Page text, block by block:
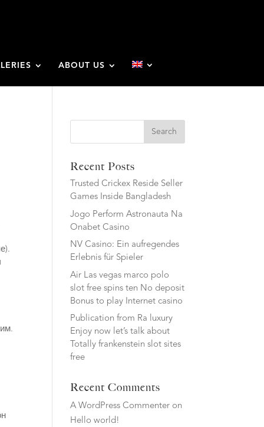
ABOUT US
Search
Recent Posts
Trusted Crickex Reside Seller
Games Inside Bangladesh
Jogo Perform Astronauta Na
Onabet Casino
NV Casino: Ein aufregendes
Erlebnis für Spieler
Air Las vegas marco polo
slot free spins ten No deposit
Bonus to play Internet casino
Publication from Ra luxury
Enjoy now let’s talk about
Totally frankenstein slot sites
free
Recent Comments
A WordPress Commenter on
Hello world!